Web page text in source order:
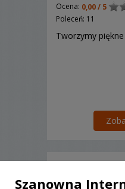
Ocena: 0,00 / 5
Poleceń: 11
Tworzymy
Szanowna